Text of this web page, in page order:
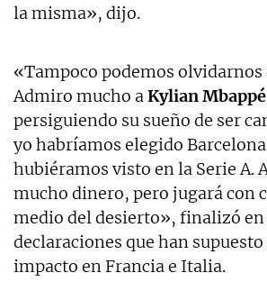
la misma», dijo.
«Tampoco podemos olvidarnos
Admiro mucho aKylian
persiguiendo su sueño de ser
yo habríamos elegido
hubiéramos visto en la Serie A.
mucho dinero, pero jugará con
medio del desierto», finalizó en
declaraciones que han
impacto en Francia e Italia.